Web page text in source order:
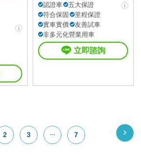
認證車
五大保證
符合保固
里程保證
實車實價
友善試車
非多元化營業用車
立即諮詢
2 3 7